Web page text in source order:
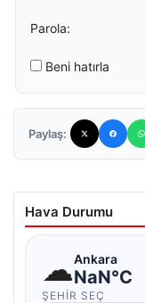
Parola:
Beni hatırla
Paylaş:
Hava Durumu
☁Ankara
NaN°C
ŞEHIR SEÇ